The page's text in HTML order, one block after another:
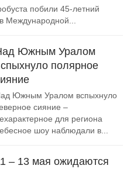
побили 45-летний
Международной...
Южным Уралом
полярное
Южным Уралом вспыхнуло
сияние –
для региона
шоу наблюдали в...
– 13 мая ожидаются